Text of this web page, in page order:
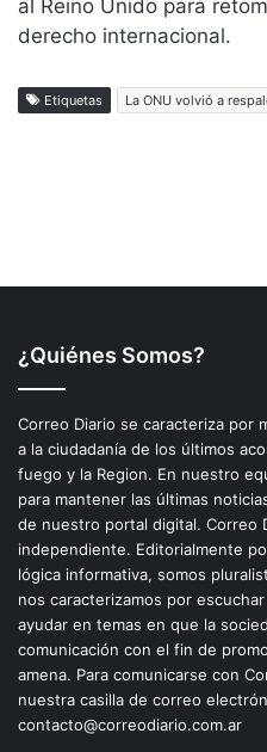
¿Quiénes Somos?
Correo Diario se caracteriza por
a la ciudadanía de los últimos
fuego y la Region. En nuestro
para mantener las últimas
de nuestro portal digital. Correo
independiente. Editorialmente
lógica informativa, somos
nos caracterizamos por
ayudar en temas en que la
comunicación con el fin de
amena. Para comunicarse con
nuestra casilla de correo
contacto@correodiario.com.ar